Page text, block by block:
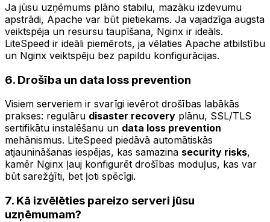
Ja jūsu uzņēmums plāno stabilu, mazāku izdevumu
apstrādi, Apache var būt pietiekams. Ja vajadzīga augsta
veiktspēja un resursu taupīšana, Nginx ir ideāls.
LiteSpeed ir ideāli piemērots, ja vēlaties Apache atbilstību
un Nginx veiktspēju bez papildu konfigurācijas.
6. Drošība un data loss prevention
Visiem serveriem ir svarīgi ievērot drošības labākās
prakses: regulāru disaster recovery plānu, SSL/TLS
sertifikātu instalēšanu un data loss prevention
mehānismus. LiteSpeed piedāvā automātiskās
atjaunināšanas iespējas, kas samazina security risks,
kamēr Nginx ļauj konfigurēt drošības moduļus, kas var
būt sarežģīti, bet ļoti spēcīgi.
7. Kā izvēlēties pareizo serveri jūsu
uzņēmumam?